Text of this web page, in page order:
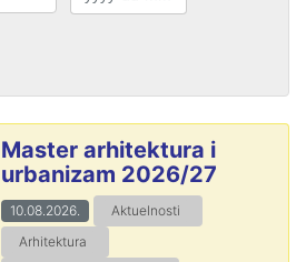
Master arhitektura i
urbanizam 2026/27
10.08.2026.
Aktuelnosti
Arhitektura